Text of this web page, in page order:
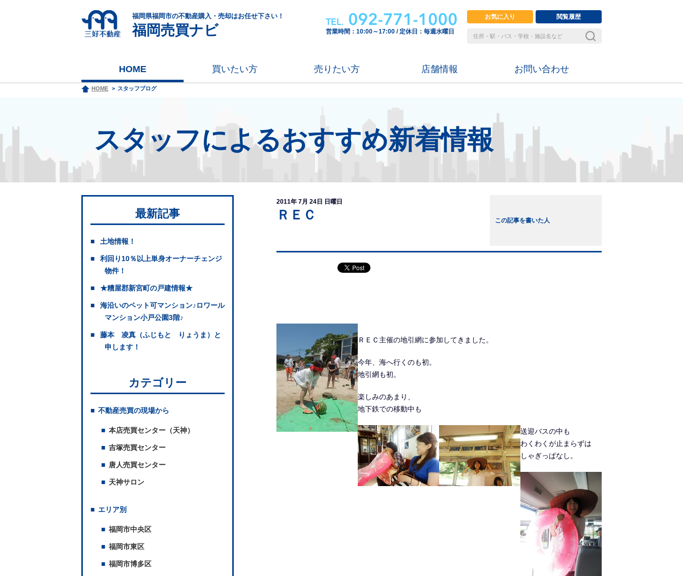
福岡県福岡市の不動産購入・売却はお任せ下さい！
福岡売買ナビ 営業時間：10:00～17:00 / 定休日：毎週水曜日
お気に入り 閲覧履歴
HOME 買いたい方 売りたい方 店舗情報 お問い合わせ
HOME スタッフブログ
スタッフによるおすすめ新着情報
最新記事
土地情報！
利回り10％以上単身オーナーチェンジ
物件！
★糟屋郡新宮町の戸建情報★
海沿いのペット可マンション♪ロワール
マンション小戸公園3階♪
藤本 凌真（ふじもと りょうま）と
申します！
カテゴリー
不動産売買の現場から
本店売買センター（天神）
吉塚売買センター
唐人売買センター
天神サロン
エリア別
福岡市中央区
福岡市東区
福岡市博多区
2011年 7月 24日 日曜日
ＲＥＣ この記事を書いた人
ＲＥＣ 主催の地引網に参加してきました。
今年、海へ行くのも初。
地引網も初。
楽しみのあまり、
地下鉄での移動中も
送迎バスの中も
わくわくが止まらずは
しゃぎっぱなし。